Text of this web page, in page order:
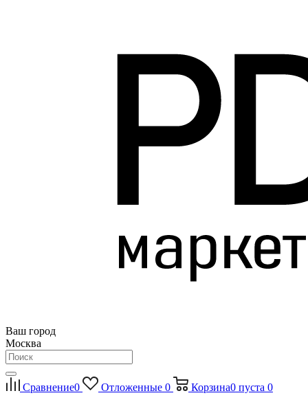
Ваш город
Москва
Сравнение0 Отложенные 0 Корзина0 пуста 0